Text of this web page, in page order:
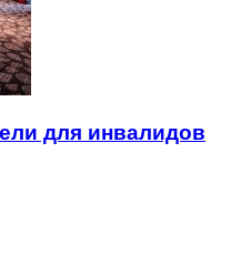
для инвалидов